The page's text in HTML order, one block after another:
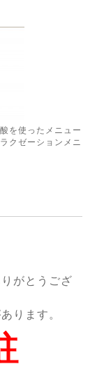
を使ったメニュー
クゼーションメニ
がとうござ
ります。